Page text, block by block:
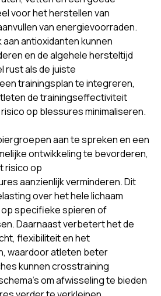
voor het herstellen van
van energievoorraden.
antioxidanten kunnen
en de algehele hersteltijd
rust als de juiste
trainingsplan te integreren,
de trainingseffectiviteit
op blessures minimaliseren.
aan te spreken en een
ontwikkeling te bevorderen,
risico op
aanzienlijk verminderen. Dit
over het hele lichaam
specifieke spieren of
Daarnaast verbetert het de
flexibiliteit en het
waardoor atleten beter
kunnen crosstraining
om afwisseling te bieden